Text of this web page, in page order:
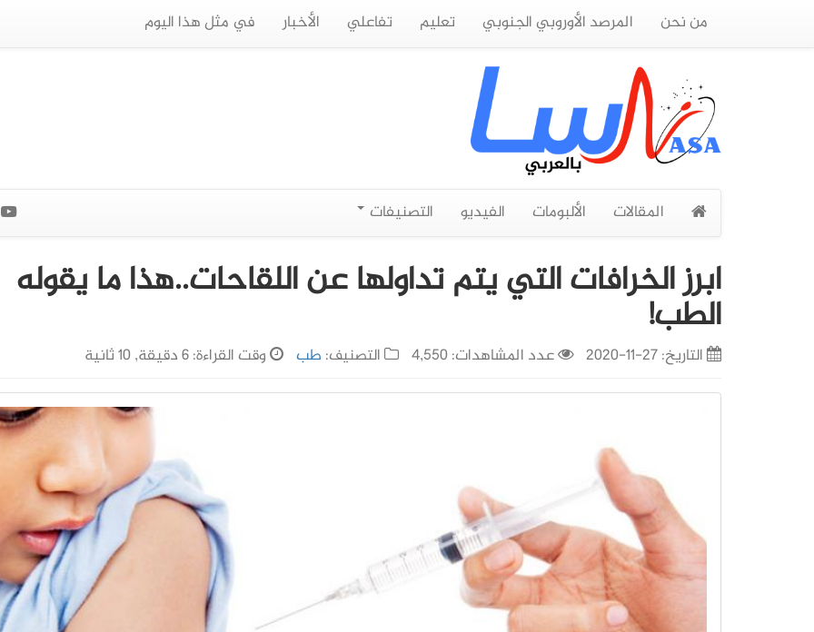
من نحن المرصد الأوروبي الجنوبي تعليم تفاعلي الأخبار في مثل هذا اليوم
المقالات الألبومات الفيديو التصنيفات
ابرز الخرافات التي يتم تداولها عن اللقاحات..هذا ما يقوله
الطب!
التاريخ:27-11-2020 عدد المشاهدات: 4,550 التصنيف: طب وقت القراءة: 6 دقيقة, 10 ثانية